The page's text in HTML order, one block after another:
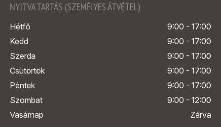
NYITVA TARTÁS (SZEMÉLYES ÁTVÉTEL)
Hétfő
9:00 - 17:00
Kedd
9:00 - 17:00
Szerda
9:00 - 17:00
Csütörtök
9:00 - 17:00
Péntek
9:00 - 17:00
Szombat
9:00 - 12:00
Vasárnap
Zárva